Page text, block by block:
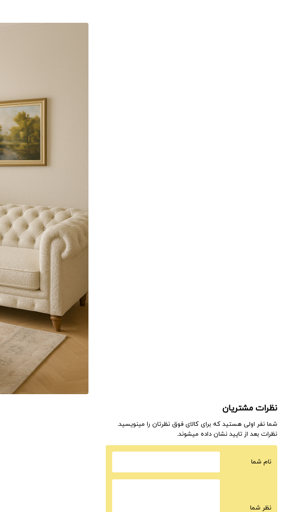
نظرات مشتریان
شما نفر اولی هستید که برای کالای فوق نظرتان را مینویسید.
نظرات بعد از تایید نشان داده میشوند.
نام شما
نظر شما